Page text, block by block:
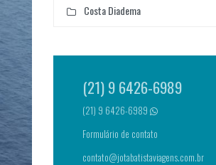
Costa Diadema
(21) 9 6426-6989
(21) 9 6426-6989
Formulário de contato
contato@jotabatistaviagens.com.br